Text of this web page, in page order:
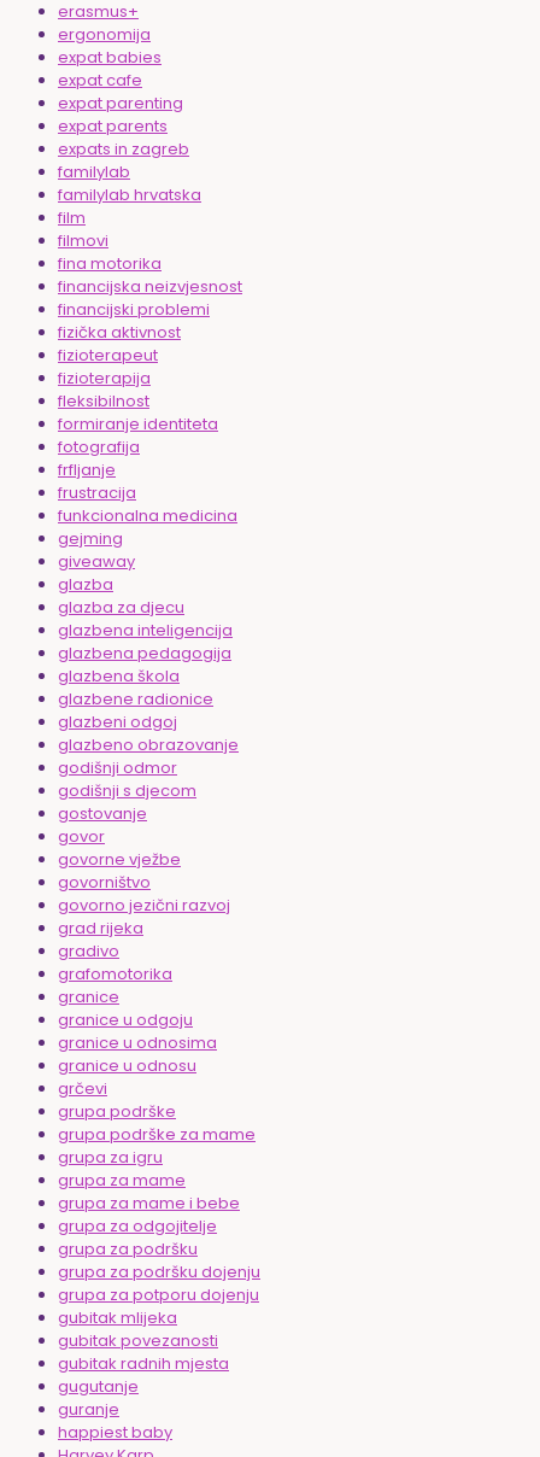
erasmus+
ergonomija
expat babies
expat cafe
expat parenting
expat parents
expats in zagreb
familylab
familylab hrvatska
film
filmovi
fina motorika
financijska neizvjesnost
financijski problemi
fizička aktivnost
fizioterapeut
fizioterapija
fleksibilnost
formiranje identiteta
fotografija
frfljanje
frustracija
funkcionalna medicina
gejming
giveaway
glazba
glazba za djecu
glazbena inteligencija
glazbena pedagogija
glazbena škola
glazbene radionice
glazbeni odgoj
glazbeno obrazovanje
godišnji odmor
godišnji s djecom
gostovanje
govor
govorne vježbe
govorništvo
govorno jezični razvoj
grad rijeka
gradivo
grafomotorika
granice
granice u odgoju
granice u odnosima
granice u odnosu
grčevi
grupa podrške
grupa podrške za mame
grupa za igru
grupa za mame
grupa za mame i bebe
grupa za odgojitelje
grupa za podršku
grupa za podršku dojenju
grupa za potporu dojenju
gubitak mlijeka
gubitak povezanosti
gubitak radnih mjesta
gugutanje
guranje
happiest baby